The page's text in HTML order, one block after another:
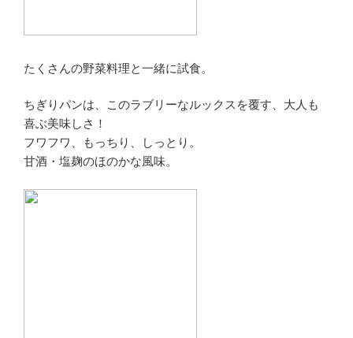
たくさんの野菜料理と一緒に試食。
ちぎりパンは、このラブリーなルックスを覆す、大人も
喜ぶ美味しさ！
フワフワ、もっちり、しっとり。
甘酒・塩麹のほのかな風味。